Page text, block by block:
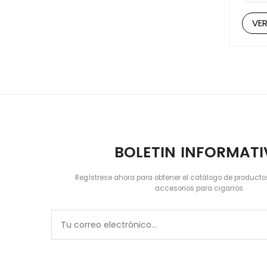
de
lo
BOLETIN
Regístrese ahora para obtener el catálogo de
accesorios para cigarros.